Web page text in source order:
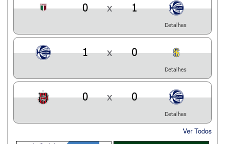
0 x 1
Detalhes
1 x 0
Detalhes
0 x 0
Detalhes
Ver Todos